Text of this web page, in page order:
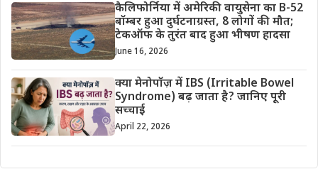
कैलिफोर्निया में अमेरिकी वायुसेना का B-52
बॉम्बर हुआ दुर्घटनाग्रस्त, 8 लोगों की मौत;
टेकऑफ के तुरंत बाद हुआ भीषण हादसा
June 16, 2026
क्या मेनोपॉज़ में IBS (Irritable Bowel
Syndrome) बढ़ जाता है? जानिए पूरी
सच्चाई
April 22, 2026